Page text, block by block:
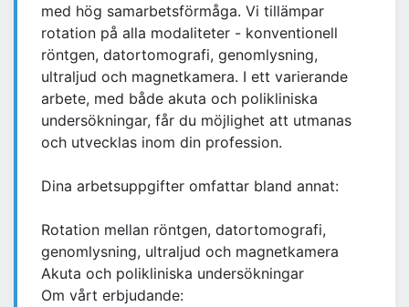
med hög samarbetsförmåga. Vi tillämpar
rotation på alla modaliteter - konventionell
röntgen, datortomografi, genomlysning,
ultraljud och magnetkamera. I ett varierande
arbete, med både akuta och polikliniska
undersökningar, får du möjlighet att utmanas
och utvecklas inom din profession.
Dina arbetsuppgifter omfattar bland annat:
Rotation mellan röntgen, datortomografi,
genomlysning, ultraljud och magnetkamera
Akuta och polikliniska undersökningar
Om vårt erbjudande: